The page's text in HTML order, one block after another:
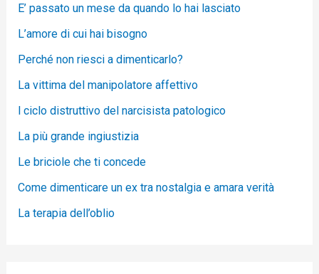
E’ passato un mese da quando lo hai lasciato
L’amore di cui hai bisogno
Perché non riesci a dimenticarlo?
La vittima del manipolatore affettivo
l ciclo distruttivo del narcisista patologico
La più grande ingiustizia
Le briciole che ti concede
Come dimenticare un ex tra nostalgia e amara verità
La terapia dell’oblio